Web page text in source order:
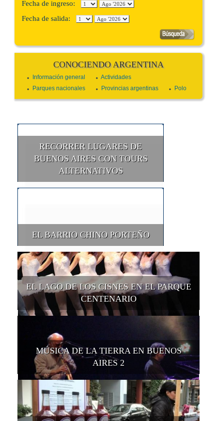
Fecha de ingreso:
Fecha de salida:
CONOCIENDO ARGENTINA
Información general
Actividades
Parques nacionales
Provincias argentinas Polo
RECORRER LUGARES DE
BUENOS AIRES CON TOURS
ALTERNATIVOS
EL BARRIO CHINO PORTEÑO
EL LAGO DE LOS CISNES EN EL PARQUE
CENTENARIO
MÚSICA DE LA TIERRA EN BUENOS
AIRES 2